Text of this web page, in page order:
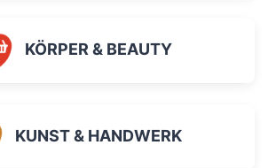
KÖRPER & BEAUTY
KUNST & HANDWERK